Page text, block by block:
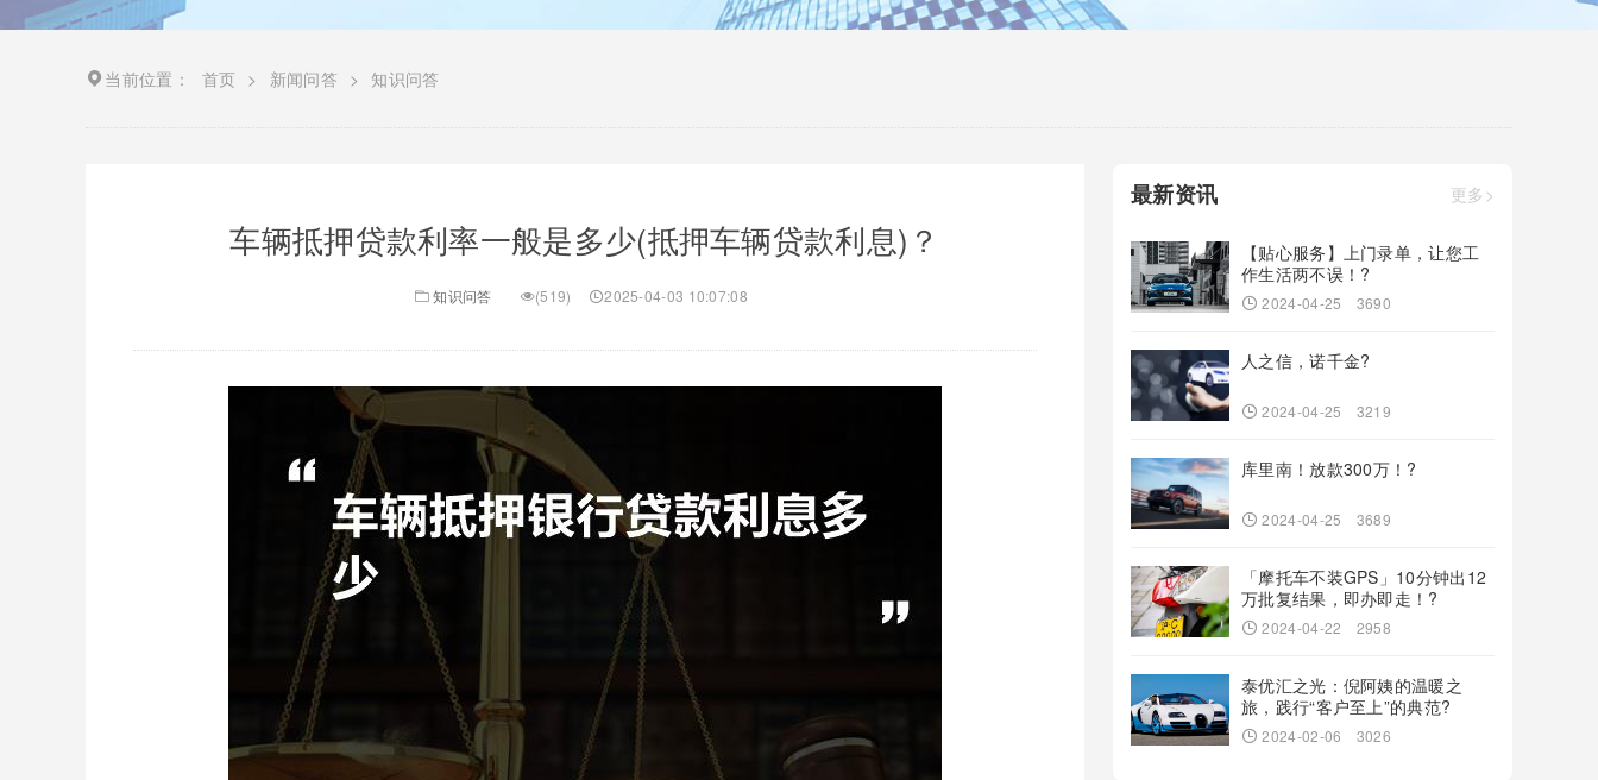
当前位置： 首页 > 新闻问答 > 知识问答
车辆抵押贷款利率一般是多少(抵押车辆贷款利息)？
知识问答 (519) 2025-04-03 10:07:08
最新资讯 更多>
【贴心服务】上门录单，让您工
作生活两不误！?
2024-04-25 3690
人之信，诺千金?
2024-04-25 3219
库里南！放款300万！?
2024-04-25 3689
「摩托车不装GPS」10分钟出12
万批复结果，即办即走！?
2024-04-22 2958
泰优汇之光：倪阿姨的温暖之
旅，践行“客户至上”的典范?
2024-02-06 3026